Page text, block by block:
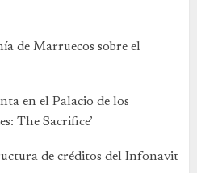
de Marruecos sobre el
en el Palacio de los
The Sacrifice’
de créditos del Infonavit